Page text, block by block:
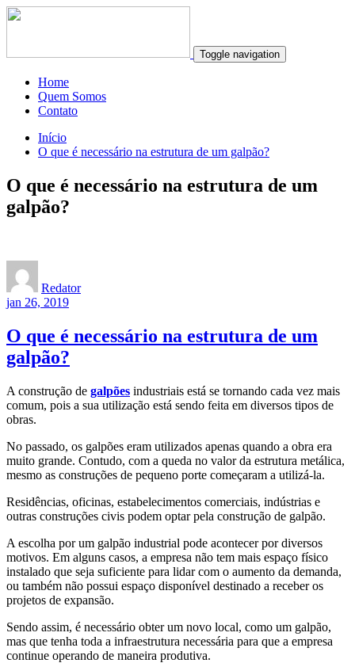
Toggle navigation
Home
Quem Somos
Contato
Início
O que é necessário na estrutura de um galpão?
O que é necessário na estrutura de um
galpão?
Redator
jan 26, 2019
O que é necessário na estrutura de um
galpão?
A construção de galpões industriais está se tornando cada vez mais
comum, pois a sua utilização está sendo feita em diversos tipos de
obras.
No passado, os galpões eram utilizados apenas quando a obra era
muito grande. Contudo, com a queda no valor da estrutura metálica,
mesmo as construções de pequeno porte começaram a utilizá-la.
Residências, oficinas, estabelecimentos comerciais, indústrias e
outras construções civis podem optar pela construção de galpão.
A escolha por um galpão industrial pode acontecer por diversos
motivos. Em alguns casos, a empresa não tem mais espaço físico
instalado que seja suficiente para lidar com o aumento da demanda,
ou também não possui espaço disponível destinado a receber os
projetos de expansão.
Sendo assim, é necessário obter um novo local, como um galpão,
mas que tenha toda a infraestrutura necessária para que a empresa
continue operando de maneira produtiva.